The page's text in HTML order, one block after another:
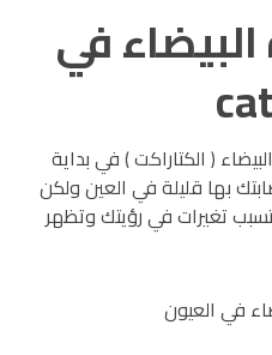
في
( الكتاراكت ) في بداية
بها قليلة في العين ولكن
تغيرات في رؤيتك وتظهر